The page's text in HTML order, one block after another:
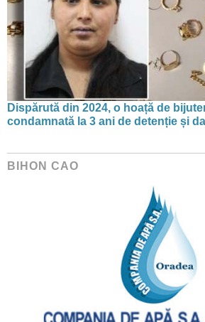
Dispărută din 2024, o hoață de
condamnată la 3 ani de detenție și
BIHON CAO